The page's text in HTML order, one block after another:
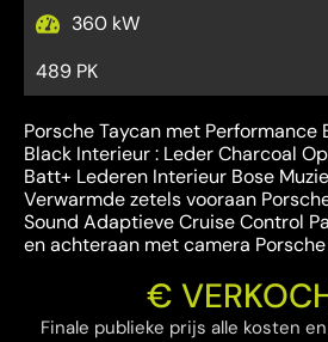
360 kW
489 PK
Porsche Taycan met Performance
Black Interieur : Leder Charcoal
Batt+ Lederen Interieur Bose
Verwarmde zetels vooraan
Sound Adaptieve Cruise Control
en achteraan met camera
€
Finale publieke prijs alle kosten